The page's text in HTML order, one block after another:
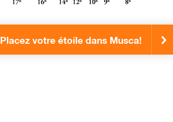
Placez votre étoile dans Musca!